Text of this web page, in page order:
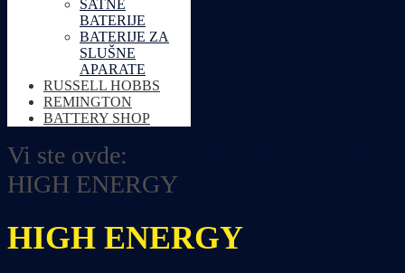
SATNE
BATERIJE
BATERIJE ZA
SLUŠNE
APARATE
RUSSELL HOBBS
REMINGTON
BATTERY SHOP
Vi ste ovde:
HIGH ENERGY
HIGH ENERGY